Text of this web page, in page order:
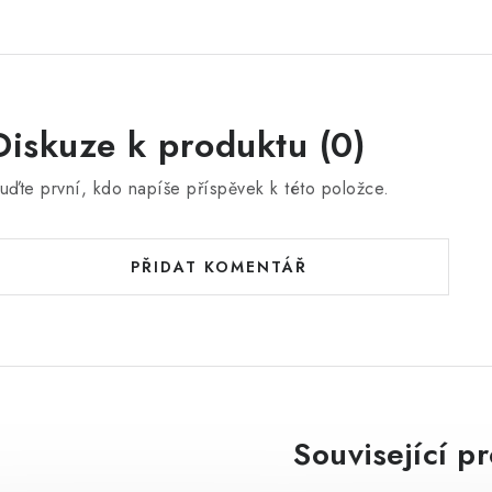
k produktu (0)
první, kdo napíše příspěvek k této položce.
PŘIDAT KOMENTÁŘ
Související